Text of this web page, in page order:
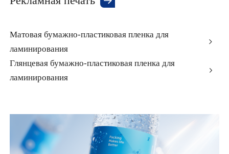
Матовая бумажно-пластиковая пленка для
ламинирования
Глянцевая бумажно-пластиковая пленка для
ламинирования